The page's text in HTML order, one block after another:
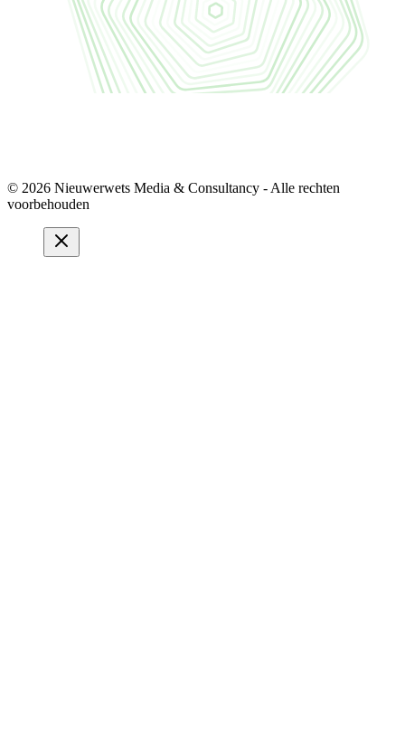
© 2026 Nieuwerwets Media & Consultancy - Alle rechten
voorbehouden